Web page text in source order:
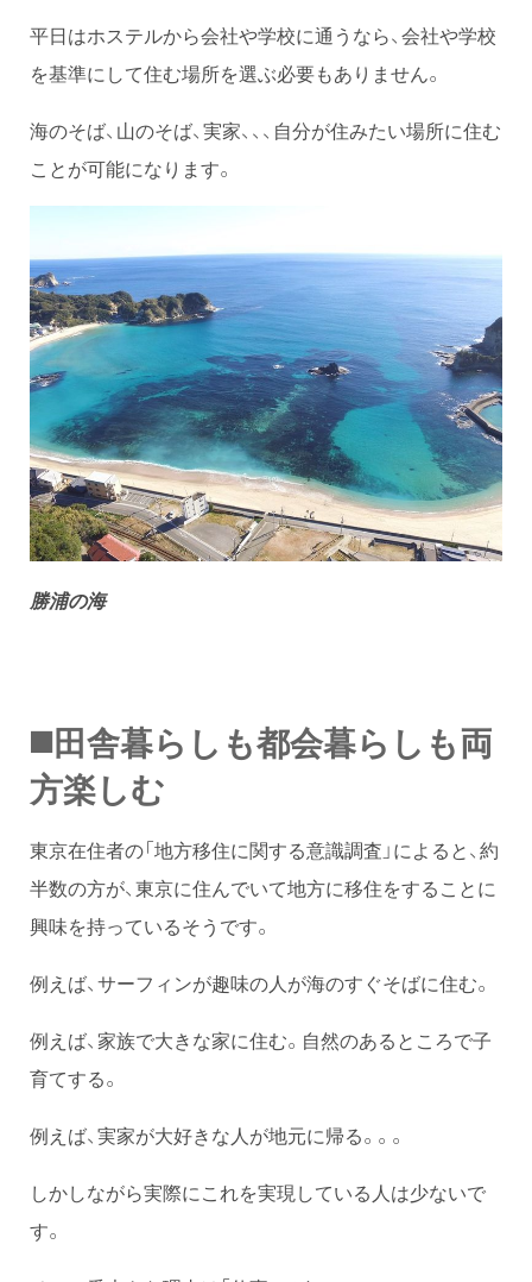
平日はホステルから会社や学校に通うなら、会社や学校
を基準にして住む場所を選ぶ必要もありません。
海のそば、山のそば、実家、、、自分が住みたい場所に住む
ことが可能になります。
勝浦の海
◼️田舎暮らしも都会暮らしも両
方楽しむ
東京在住者の「地方移住に関する意識調査」によると、約
半数の方が、東京に住んでいて地方に移住をすることに
興味を持っているそうです。
例えば、サーフィンが趣味の人が海のすぐそばに住む。
例えば、家族で大きな家に住む。自然のあるところで子
育てする。
例えば、実家が大好きな人が地元に帰る。。。
しかしながら実際にこれを実現している人は少ないで
す。